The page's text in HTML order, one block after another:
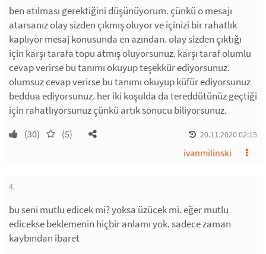
ben atılması gerektiğini düşünüyorum. çünkü o mesajı
atarsanız olay sizden çıkmış oluyor ve içinizi bir rahatlık
kaplıyor mesaj konusunda en azından. olay sizden çıktığı
için karşı tarafa topu atmış oluyorsunuz. karşı taraf olumlu
cevap verirse bu tanımı okuyup teşekkür ediyorsunuz.
olumsuz cevap verirse bu tanımı okuyup küfür ediyorsunuz
beddua ediyorsunuz. her iki koşulda da tereddütünüz geçtiği
için rahatlıyorsunuz çünkü artık sonucu biliyorsunuz.
(30) (5) 20.11.2020 02:15
ivanmilinski
4.
bu seni mutlu edicek mi? yoksa üzücek mi. eğer mutlu
edicekse beklemenin hiçbir anlamı yok. sadece zaman
kaybından ibaret